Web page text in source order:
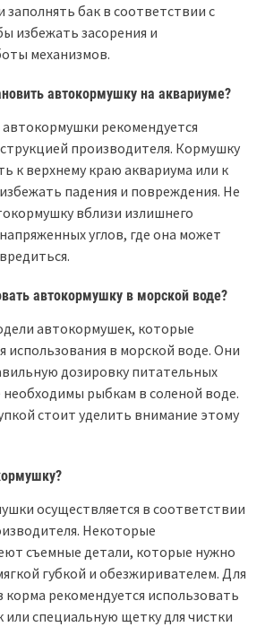
заполнять бак в соответствии с
избежать засорения и
механизмов.
автокормушку на аквариуме?
рекомендуется
производителя. Кормушку
к верхнему краю аквариума или к
падения и повреждения. Не
вблизи излишнего
углов, где она может
автокормушку в морской воде?
автокормушек, которые
использования в морской воде. Они
дозировку питательных
рыбкам в соленой воде.
стоит уделить внимание этому
осуществляется в соответствии
Некоторые
съемные детали, которые нужно
губкой и обезжиривателем. Для
корма рекомендуется использовать
или специальную щетку для чистки